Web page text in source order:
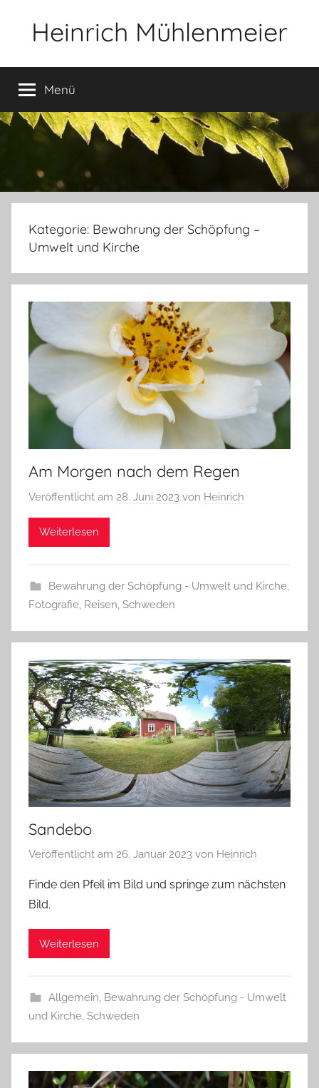
Heinrich Mühlenmeier
Glauben,
Umwelt,
Fotografie,
Menü
Kategorie: Bewahrung der Schöpfung –
Umwelt und Kirche
Am Morgen nach dem Regen
Veröffentlicht am 28. Juni 2023 von Heinrich
Weiterlesen
Bewahrung der Schöpfung - Umwelt und Kirche,
Fotografie, Reisen, Schweden
Sandebo
Veröffentlicht am 26. Januar 2023 von Heinrich
Finde den Pfeil im Bild und springe zum nächsten
Bild.
Weiterlesen
Allgemein, Bewahrung der Schöpfung - Umwelt
und Kirche, Schweden